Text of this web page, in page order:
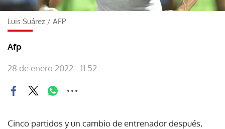
Luis Suárez / AFP
Afp
28 de enero 2022 - 11:52
Cinco partidos y un cambio de entrenador después,